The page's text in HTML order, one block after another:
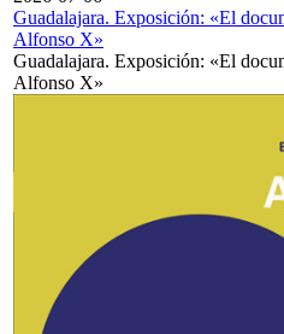
Guadalajara. Exposición: «El
Alfonso X»
Guadalajara. Exposición: «El
Alfonso X»